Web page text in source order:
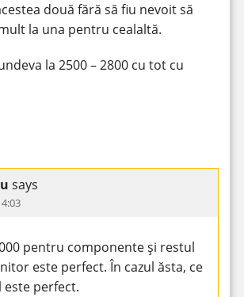
două fără să fiu nevoit să
la una pentru cealaltă.
la 2500 – 2800 cu tot cu
says
pentru componente și restul
este perfect. În cazul ăsta, ce
perfect.